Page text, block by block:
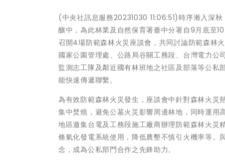
(中央社訊息服務20231030 11:06:51)時序漸入深
釀中，為此林業及自然保育署臺中分署自9月底至
召開4場防範森林火災座談會，共同討論防範森林
國家公園管理處、公路局谷關工務段、台灣電力
監測志工隊及鄰近國有林班地之社區及部落等公私
能快速傳遞聯繫。
為有效防範森林火災發生，座談會中針對森林火
集中焚燒，避免公墓火災影響周邊林地，同時運
地區邀集台電及工務段施工廠商辦理防範森林火
條氣化發電系統使用，降低農墾不慎引火機率等
念，成為公私部門合作之先鋒助力。